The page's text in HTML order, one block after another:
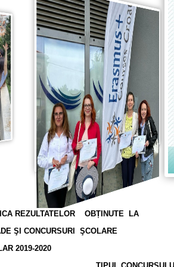
REZULTATELOR OBȚINUTE LA
ŞI CONCURSURI ŞCOLARE
2019-2020